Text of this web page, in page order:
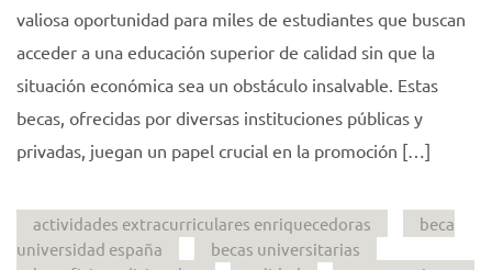
valiosa oportunidad para miles de estudiantes que buscan
acceder a una educación superior de calidad sin que la
situación económica sea un obstáculo insalvable. Estas
becas, ofrecidas por diversas instituciones públicas y
privadas, juegan un papel crucial en la promoción […]
actividades extracurriculares enriquecedoras
beca
universidad españa
becas universitarias